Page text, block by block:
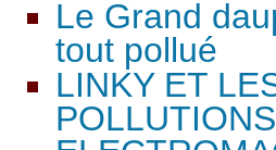
Le Grand
tout pollué
LINKY ET
POLLUTIONS